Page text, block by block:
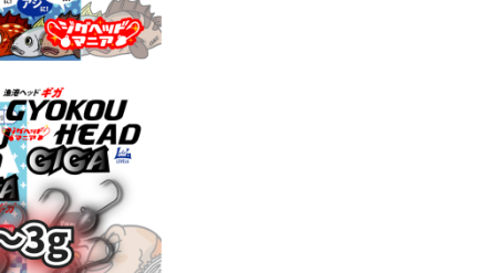
ノーマルパック
Mania】
OUT